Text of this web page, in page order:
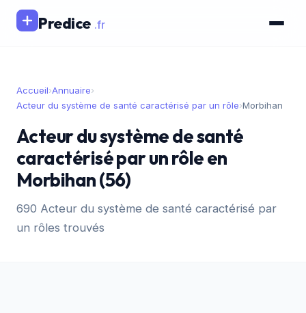
Predice .fr
Accueil›Annuaire›
Acteur du système de santé caractérisé par un rôle›Morbihan
Acteur du système de santé
caractérisé par un rôle en
Morbihan (56)
690 Acteur du système de santé caractérisé par
un rôles trouvés